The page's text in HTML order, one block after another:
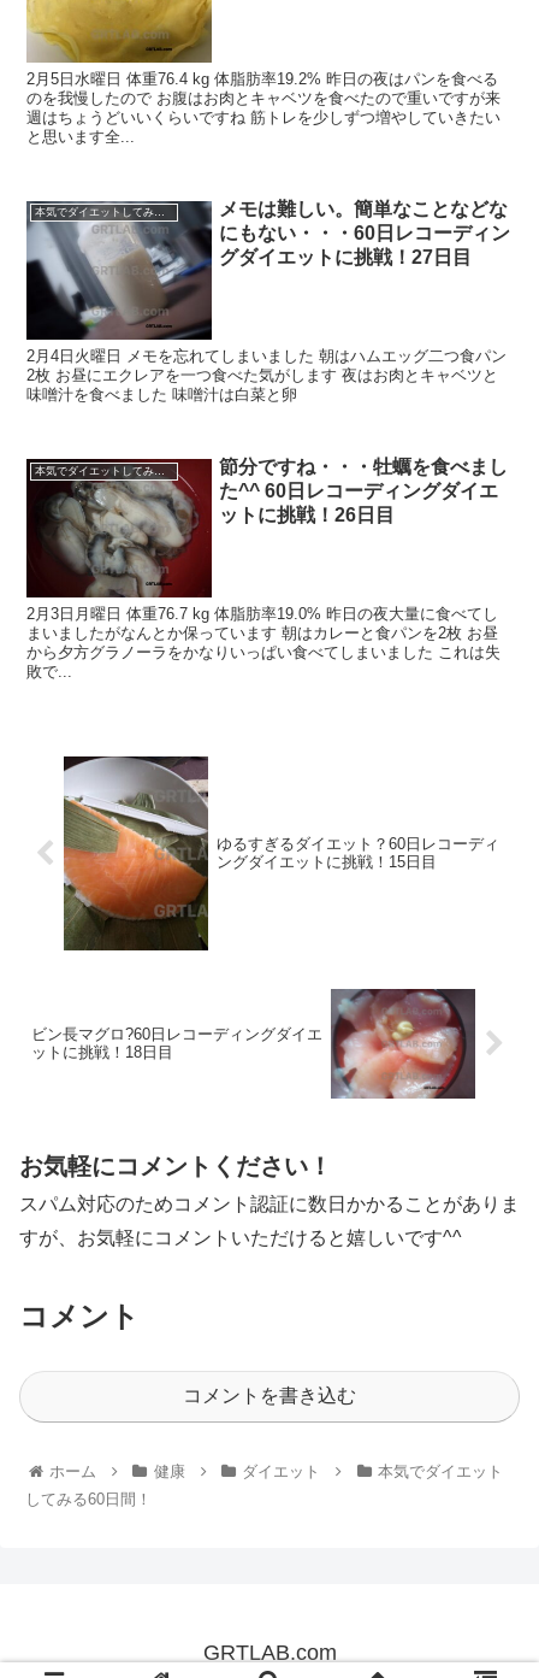
2月5日水曜日 体重76.4 kg 体脂肪率19.2% 昨日の夜はパンを食べる
のを我慢したので お腹はお肉とキャベツを食べたので重いですが来
週はちょうどいいくらいですね 筋トレを少しずつ増やしていきたい
と思います全...
本気でダイエットしてみる60日間！
メモは難しい。簡単なことなどな
にもない・・・60日レコーディン
グダイエットに挑戦！27日目
2月4日火曜日 メモを忘れてしまいました 朝はハムエッグ二つ食パン
2枚 お昼にエクレアを一つ食べた気がします 夜はお肉とキャベツと
味噌汁を食べました 味噌汁は白菜と卵
本気でダイエットしてみる60日間！
節分ですね・・・牡蠣を食べまし
た^^ 60日レコーディングダイエ
ットに挑戦！26日目
2月3日月曜日 体重76.7 kg 体脂肪率19.0% 昨日の夜大量に食べてし
まいましたがなんとか保っています 朝はカレーと食パンを2枚 お昼
から夕方グラノーラをかなりいっぱい食べてしまいました これは失
敗で...
ゆるすぎるダイエット？60日レコーディ
ングダイエットに挑戦！15日目
ビン長マグロ?60日レコーディングダイエ
ットに挑戦！18日目
お気軽にコメントください！
スパム対応のためコメント認証に数日かかることがありま
すが、お気軽にコメントいただけると嬉しいです^^
コメント
コメントを書き込む
ホーム 健康 ダイエット
本気でダイエット
してみる60日間！
GRTLAB.com